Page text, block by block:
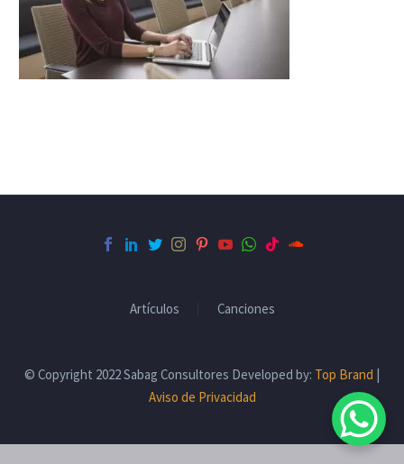
Artículos Canciones
© Copyright 2022 Sabag Consultores Developed by: Top Brand |
Aviso de Privacidad